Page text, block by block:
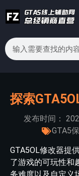
探索
发布时间：
GTA5
GTA5OL修改器提
了游戏的可玩性和